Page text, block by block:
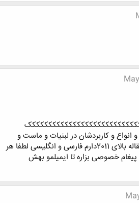
انواع و کاربردشان در لبنیات و ماست و
دوغ و در این حدود نیاز به مقاله بالای 2011دارم فارسی و انگلیسی لطفا هر
خصوصی بزاره تا ایمیلمو بهش